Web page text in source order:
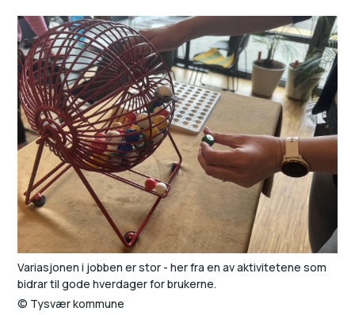
Variasjonen i jobben er stor - her fra en av aktivitetene som
bidrar til gode hverdager for brukerne.
Tysvær kommune